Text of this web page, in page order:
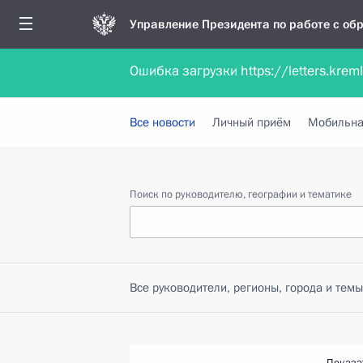
Управление Президента по работе с
Обратиться в форме электронного
Все новости Личный приём
Поиск по руководителю, географии и тематике
Все руководители, регионы, города и темы
Ошибка загрузки https://